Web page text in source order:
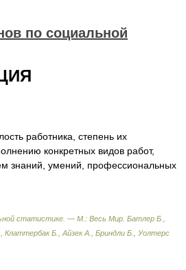
по социальной
работника, степень их
конкретных видов работ,
знаний, умений, профессиональных
статистике. — М.: Весь Мир Батлер Б.,
Клаттербак Б., Айзек А., Бриндли Б., Уолтерс